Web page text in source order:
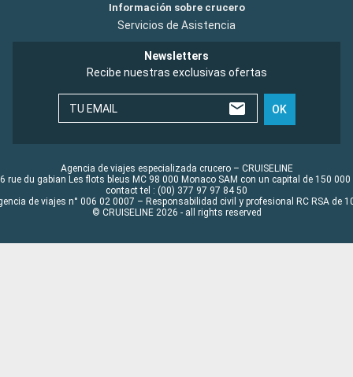
Información sobre crucero
Servicios de Asistencia
Newsletters
Recibe nuestras exclusivas ofertas
TU EMAIL OK
Agencia de viajes especializada crucero – CRUISELINE
rue du gabian Les flots bleus MC 98 000 Monaco SAM con un capital de 150 000
contact tel : (00) 377 97 97 84 50
de viajes n° 006 02 0007 – Responsabilidad civil y profesional RC RSA de
© CRUISELINE 2026 - all rights reserved